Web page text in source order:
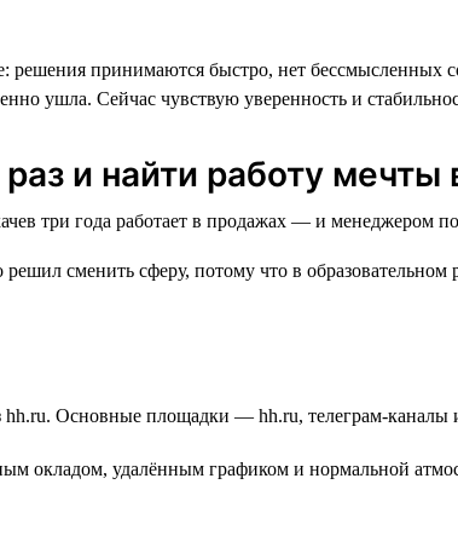
решения принимаются быстро, нет бессмысленных
ушла. Сейчас чувствую уверенность и
и найти работу
сменить сферу, потому что в
hh.ru. Основные площадки — hh.ru, телеграм-каналы
окладом, удалённым графиком и нормальной